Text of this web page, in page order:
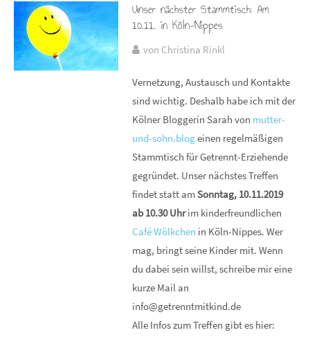
Unser nächster Stammtisch: Am
10.11. in Köln-Nippes
von Christina Rinkl
Vernetzung, Austausch und Kontakte
sind wichtig. Deshalb habe ich mit der
Kölner Bloggerin Sarah von mutter-
und-sohn.blogeinen regelmäßigen
Stammtisch für Getrennt-Erziehende
gegründet. Unser nächstes Treffen
findet statt amSonntag, 10.11.2019
ab 10.30 Uhrim kinderfreundlichen
Café Wölkchen in Köln-Nippes. Wer
mag, bringt seine Kinder mit. Wenn
du dabei sein willst, schreibe mir eine
kurze Mail an
info@getrenntmitkind.de
Alle Infos zum Treffen gibt es hier: